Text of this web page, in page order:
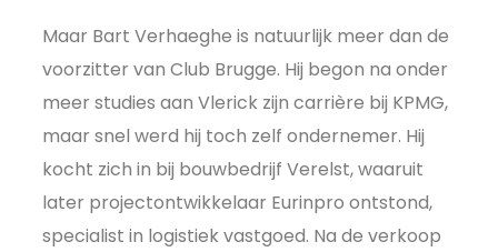
Maar Bart Verhaeghe is natuurlijk meer dan de
voorzitter van Club Brugge. Hij begon na onder
meer studies aan Vlerick zijn carrière bij KPMG,
maar snel werd hij toch zelf ondernemer. Hij
kocht zich in bij bouwbedrijf Verelst, waaruit
later projectontwikkelaar Eurinpro ontstond,
specialist in logistiek vastgoed. Na de verkoop